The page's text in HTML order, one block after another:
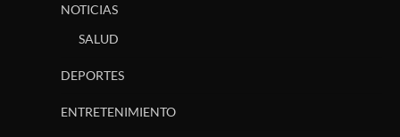
NOTICIAS
SALUD
DEPORTES
ENTRETENIMIENTO